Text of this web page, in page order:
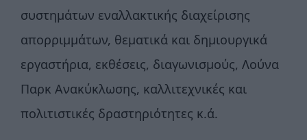
συστημάτων εναλλακτικής διαχείρισης
απορριμμάτων, θεματικά και δημιουργικά
εργαστήρια, εκθέσεις, διαγωνισμούς, Λούνα
Παρκ Ανακύκλωσης, καλλιτεχνικές και
πολιτιστικές δραστηριότητες κ.ά.